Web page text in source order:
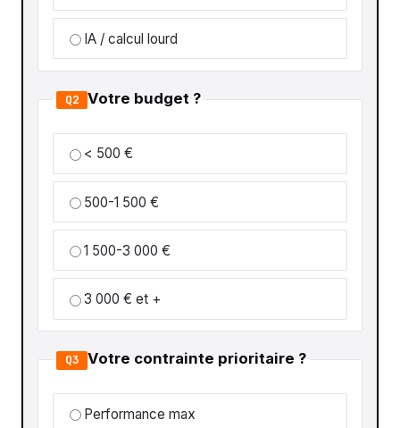
IA / calcul lourd
Q2 Votre budget ?
< 500 €
500-1 500 €
1 500-3 000 €
3 000 € et +
Q3 Votre contrainte prioritaire ?
Performance max